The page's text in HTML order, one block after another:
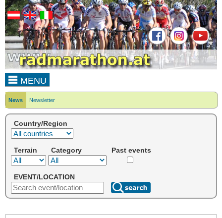
MENU
News Newsletter
Country/Region
Terrain Category Past events
EVENT/LOCATION